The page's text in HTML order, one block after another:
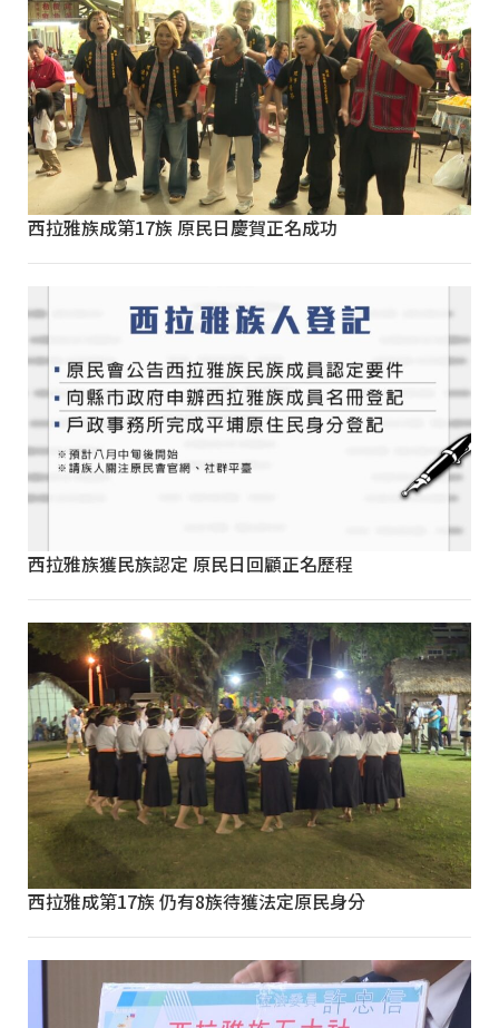
西拉雅族成第17族 原民日慶賀正名成功
西拉雅族獲民族認定 原民日回顧正名歷程
西拉雅成第17族 仍有8族待獲法定原民身分